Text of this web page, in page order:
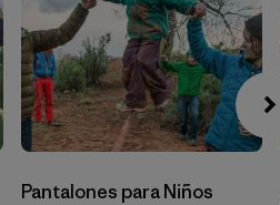
Pantalones para Niños